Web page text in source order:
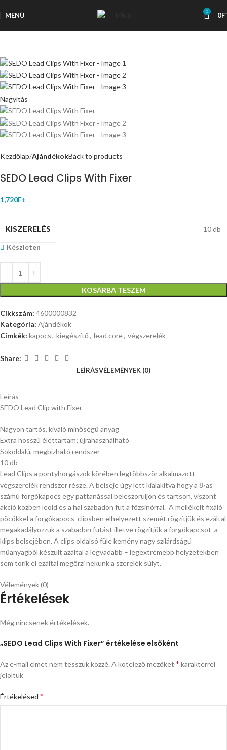
MENÜ 0 0
Nagyítás
Kezdőlap AjándékokBack to products
SEDO Lead Clips With Fixer
1,720Ft
KISZERELÉS 10 db
Készleten
KOSÁRBA TESZEM
Cikkszám: 4600000832
Kategória: Ajándékok
Címkék: kapocs, kiegészítő, lead core, végszerelék
Share:
LEÍRÁSVÉLEMÉNYEK (0)
Leírás
SEDO Lead Clip with Fixer
Nagyon tartós, kiváló minőségű anyag
Extra hosszú élettartam; újrahasználható
Sokoldalú, megbízható rendszer
10 db
Lead Clips a pontyhorgászok körében legtöbbször alkalmazott
végszerelék rendszer része. A belseje úgy lett kialakítva hogy a 8-as
számú forgókapocs egy pattanással beleszoruljon és tartson, viszont
akció közben leold és a hal szabadon fut a főzsinórral. A mellékelt fixáló
pöcökkel a forgókapocs clipsben elhelyezett szemét rögzítjük és ezáltal
megakadályozzuk a szabadon futást illetve rögzítjük a forgókapcsot a
klips belsejében. A clips oldalsó füle kemény nagy szilárdságú
műanyagból készült azáltal a legvadabb – legextrémebb helyzetekben
sem törik el ezáltal megőrzi nekünk a szerelék súlyt.
Vélemények (0)
Értékelések
Még nincsenek értékelések.
„SEDO Lead Clips With Fixer” értékelése elsőként
Az e-mail címet nem tesszük közzé. A kötelező mezőket * karakterrel
jelöltük
Értékelésed *